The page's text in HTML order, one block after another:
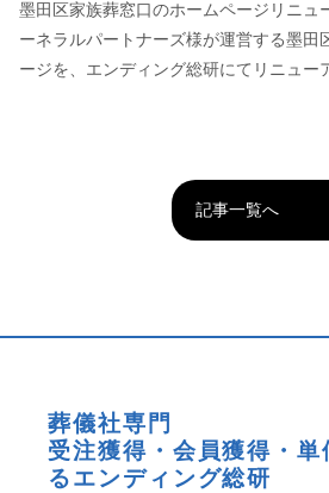
有限会社博愛社様「新ホールオープン案
博愛社様は栃木県宇都宮市を拠点に、日
ている地域密着の葬儀社です。火葬式・
記事一覧へ
葬儀社専門
受注獲得・会員獲得・
るエンディング総研